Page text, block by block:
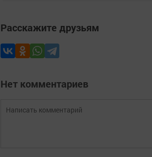
Расскажите друзьям
Нет комментариев